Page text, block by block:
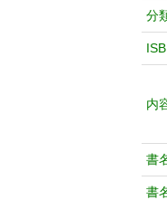
分
内
書
書